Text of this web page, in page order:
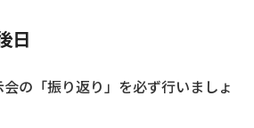
日
の「振り返り」を必ず行いましょ